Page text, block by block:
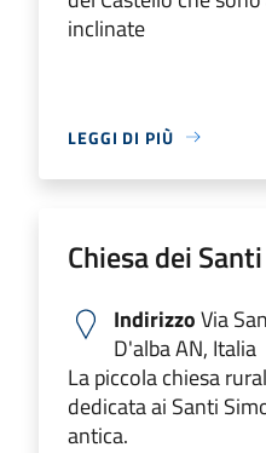
inclinate
LEGGI DI PIÙ
Chiesa dei
IndirizzoVia
D'alba AN, Italia
La piccola chiesa
dedicata ai Santi
antica.